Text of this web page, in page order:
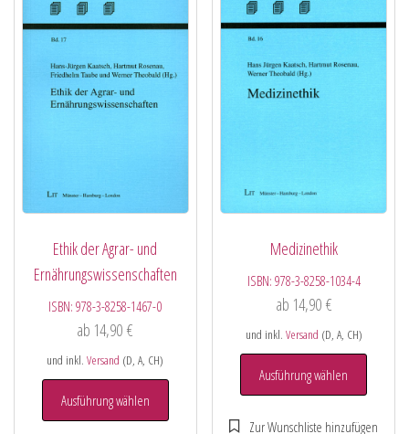
Ethik der Agrar- und
Ernährungswissenschaften
ISBN:978-3-8258-1467-0
ab 14,90€
und inkl.Versand (D, A, CH)
Ausführung wählen
Medizinethik
ISBN: 978-3-8258-1034-4
ab 14,90 €
und inkl. Versand (D, A, CH)
Ausführung wählen